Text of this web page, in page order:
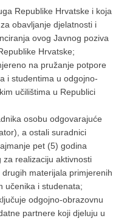
Republike Hrvatske i koja
obavljanje djelatnosti i
ovog Javnog poziva
Hrvatske;
na pružanje potpore
i studentima u odgojno-
učilištima u Republici
osobu odgovarajuće
a ostali suradnici
pet (5) godina
realizaciju aktivnosti
materijala primjerenih
učenika i studenata;
odgojno-obrazovnu
partnere koji djeluju u